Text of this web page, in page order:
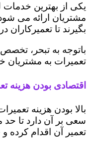
یکی از بهترین
مشتریان ارائه می
بگیرند تا
باتوجه به تبحر،
تعمیرات به مشتریان
اقتصادی بودن هزینه
بالا بودن هزینه
سعی بر آن دارد تا حد
تعمیر آن اقدام کرده